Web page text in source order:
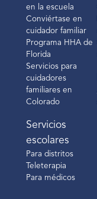
en la escuela
Conviértase en
cuidador familiar
Programa HHA de
Florida
Servicios para
cuidadores
familiares en
Colorado
Servicios
escolares
Para distritos
Teleterapia
Para médicos